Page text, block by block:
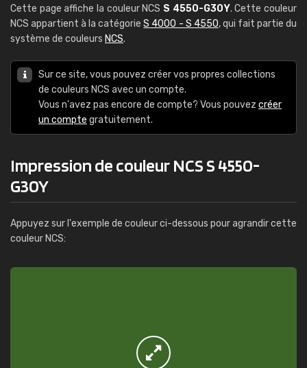
Cette page affiche la couleur NCS S 4550-G30Y. Cette couleur
NCS appartient à la catégorieS 4000 - S 4550, qui fait partie du
système de couleurs NCS.
Sur ce site, vous pouvez créer vos propres collections
de couleurs NCS avec un compte.
Vous n'avez pas encore de compte? Vous pouvez créer
un compte gratuitement.
Impression de couleur NCS S 4550-
G30Y
Appuyez sur l'exemple de couleur ci-dessous pour agrandir cette
couleur NCS: